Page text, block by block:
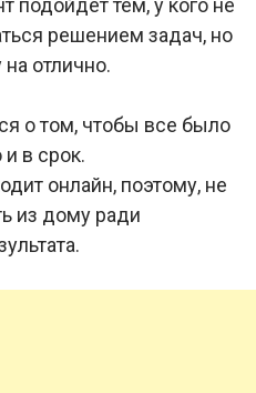
решением задач, но
отлично.
о том, чтобы все было
в срок.
онлайн, поэтому, не
из дому ради